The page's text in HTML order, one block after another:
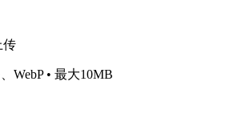
传
WebP • 最大10MB